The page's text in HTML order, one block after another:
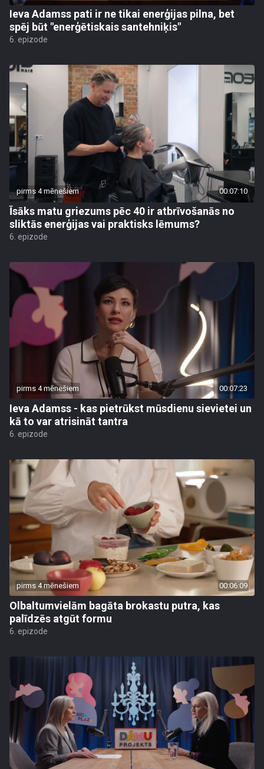
Ieva Adamss pati ir ne tikai enerģijas pilna, bet
spēj būt "enerģētiskais santehniķis"
6. epizode
pirms 4 mēnešiem 00:07:10
Īsāks matu griezums pēc 40 ir atbrīvošanās no
sliktās enerģijas vai praktisks lēmums?
6. epizode
pirms 4 mēnešiem 00:07:23
Ieva Adamss - kas pietrūkst mūsdienu sievietei un
kā to var atrisināt tantra
6. epizode
pirms 4 mēnešiem 00:06:09
Olbaltumvielām bagāta brokastu putra, kas
palīdzēs atgūt formu
6. epizode